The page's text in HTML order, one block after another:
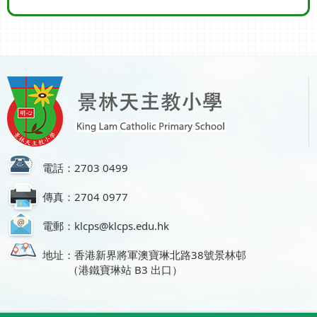
電話：2703 0499
傳真：2704 0977
電郵：klcps@klcps.edu.hk
地址：香港新界將軍澳寶琳北路38號景林邨
（港鐵寶琳站 B3 出口）